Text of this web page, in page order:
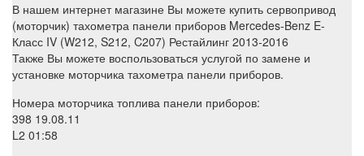
В нашем интернет магазине Вы можете купить сервопривод
(моторчик) тахометра панели приборов Mercedes-Benz E-
Класс IV (W212, S212, C207) Рестайлинг 2013-2016
Также Вы можете воспользоваться услугой по замене и
установке моторчика тахометра панели приборов.
Номера моторчика топлива панели приборов:
398 19.08.11
L2 01:58